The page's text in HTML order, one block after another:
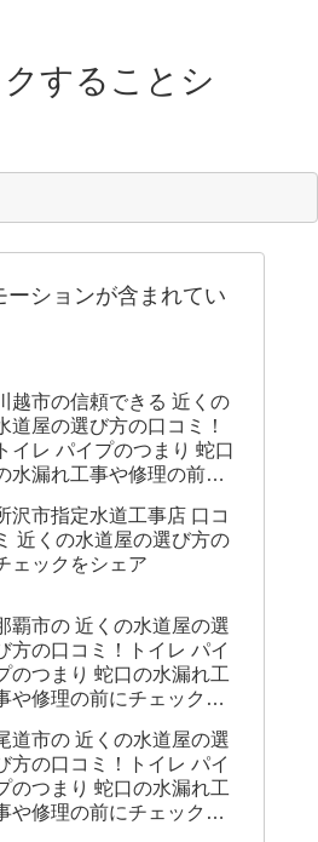
することシ
ションが含まれてい
越市の信頼できる 近くの
道屋の選び方の口コミ！
トイレ パイプのつまり 蛇口
水漏れ工事や修理の前に
ます。
沢市指定水道工事店 口コ
近くの水道屋の選び方の
ェックをシェア
覇市の 近くの水道屋の選
方の口コミ！トイレ パイ
のつまり 蛇口の水漏れ工
や修理の前にチェックす
道市の 近くの水道屋の選
方の口コミ！トイレ パイ
のつまり 蛇口の水漏れ工
や修理の前にチェックす